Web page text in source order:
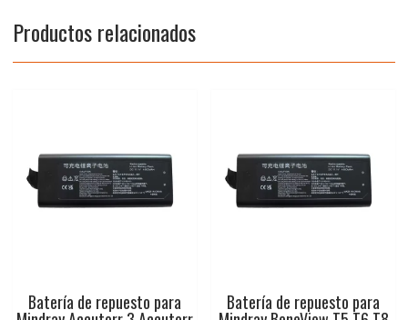
Productos relacionados
Batería de repuesto para Batería de repuesto para